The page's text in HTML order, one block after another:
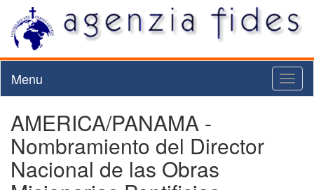
Menu
AMERICA/PANAMA -
Nombramiento del Director
Nacional de las Obras